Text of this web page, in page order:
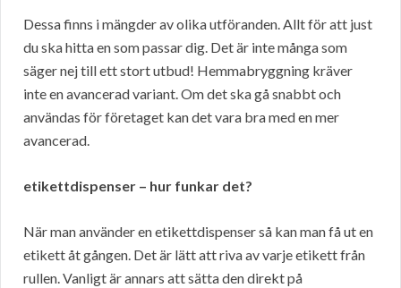
Dessa finns i mängder av olika utföranden. Allt för att just
du ska hitta en som passar dig. Det är inte många som
säger nej till ett stort utbud! Hemmabryggning kräver
inte en avancerad variant. Om det ska gå snabbt och
användas för företaget kan det vara bra med en mer
avancerad.
etikettdispenser – hur funkar det?
När man använder en etikettdispenser så kan man få ut en
etikett åt gången. Det är lätt att riva av varje etikett från
rullen. Vanligt är annars att sätta den direkt på